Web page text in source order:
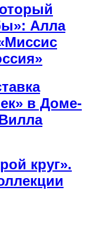
Алла
в Доме-
круг».